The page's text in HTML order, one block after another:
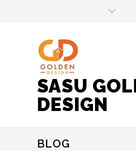
SASU
DESIGN
BLOG